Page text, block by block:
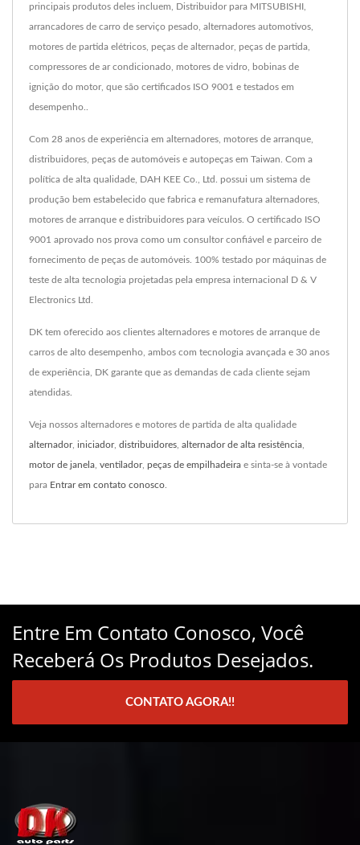
principais produtos deles incluem, Distribuidor para MITSUBISHI,
arrancadores de carro de serviço pesado, alternadores automotivos,
motores de partida elétricos, peças de alternador, peças de partida,
compressores de ar condicionado, motores de vidro, bobinas de
ignição do motor, que são certificados ISO 9001 e testados em
desempenho..
Com 28 anos de experiência em alternadores, motores de arranque,
distribuidores, peças de automóveis e autopeças em Taiwan. Com a
política de alta qualidade, DAH KEE Co., Ltd. possui um sistema de
produção bem estabelecido que fabrica e remanufatura alternadores,
motores de arranque e distribuidores para veículos. O certificado ISO
9001 aprovado nos prova como um consultor confiável e parceiro de
fornecimento de peças de automóveis. 100% testado por máquinas de
teste de alta tecnologia projetadas pela empresa internacional D & V
Electronics Ltd.
DK tem oferecido aos clientes alternadores e motores de arranque de
carros de alto desempenho, ambos com tecnologia avançada e 30 anos
de experiência, DK garante que as demandas de cada cliente sejam
atendidas.
Veja nossos alternadores e motores de partida de alta qualidade
alternador, iniciador, distribuidores alternador de alta resistência
motor de janela ventilador, peças de empilhadeira e sinta-se à vontade
para Entrar em contato conosco
Entre Em Contato Conosco, Você
Receberá Os Produtos Desejados.
CONTATO AGORA!!